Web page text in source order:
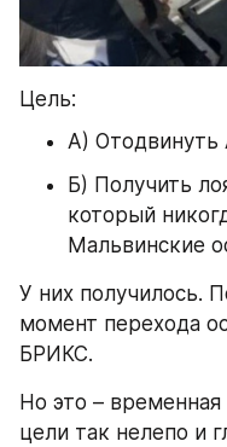
Цель:
А) Отодвинуть
Б) Получить
который
Мальвинские
У них получилось.
момент перехода
БРИКС.
Но это –
цели так нелепо и